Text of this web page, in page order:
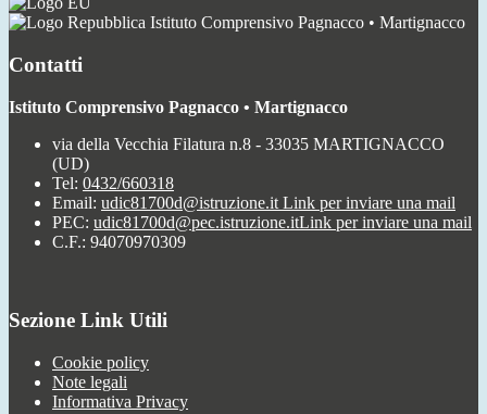
Istituto Comprensivo Pagnacco • Martignacco
Contatti
Istituto Comprensivo Pagnacco • Martignacco
via della Vecchia Filatura n.8 - 33035 MARTIGNACCO
(UD)
Tel: 0432/660318
Email: udic81700d@istruzione.it Link per inviare una mail
PEC: udic81700d@pec.istruzione.itLink per inviare una mail
C.F.: 94070970309
Sezione Link Utili
Cookie policy
Note legali
Informativa Privacy